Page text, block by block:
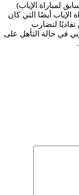
لمباراة الإياب)
الإياب أيضًا التي كان
لتضارب
في حالة التأهل على